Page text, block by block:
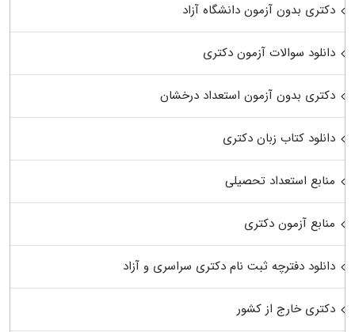
دکتری بدون آزمون دانشگاه آزاد
دانلود سوالات آزمون دکتری
دکتری بدون آزمون استعداد درخشان
دانلود کتاب زبان دکتری
منابع استعداد تحصیلی
منابع آزمون دکتری
دانلود دفترچه ثبت نام دکتری سراسری و آزاد
دکتری خارج از کشور